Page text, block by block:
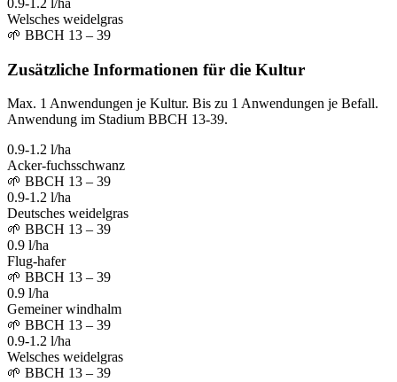
0.9-1.2 l/ha
Welsches weidelgras
🌱 BBCH 13 – 39
Zusätzliche Informationen für die Kultur
Max. 1 Anwendungen je Kultur. Bis zu 1 Anwendungen je Befall.
Anwendung im Stadium BBCH 13-39.
0.9-1.2 l/ha
Acker-fuchsschwanz
🌱 BBCH 13 – 39
0.9-1.2 l/ha
Deutsches weidelgras
🌱 BBCH 13 – 39
0.9 l/ha
Flug-hafer
🌱 BBCH 13 – 39
0.9 l/ha
Gemeiner windhalm
🌱 BBCH 13 – 39
0.9-1.2 l/ha
Welsches weidelgras
🌱 BBCH 13 – 39